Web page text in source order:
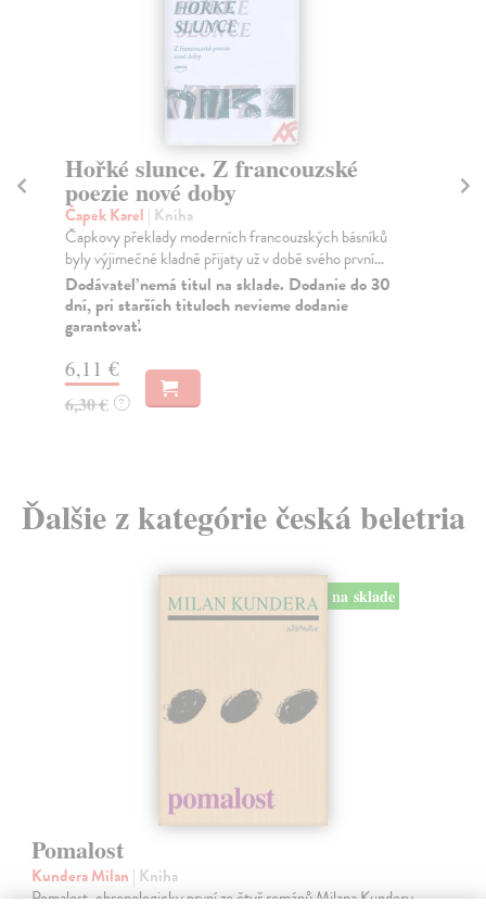
Hořké slunce. Z francouzské
poezie nové doby
Čapek Karel | Kniha
Čapkovy překlady moderních francouzských básníků
byly výjimečné kladně přijaty už v době svého první...
Dodávateľ nemá titul na sklade. Dodanie do 30
dní, pri starších tituloch nevieme dodanie
garantovať.
6,11 €
6,30 € ?
Ďalšie z kategórie česká beletria
na sklade
Pomalost
Kundera Milan | Kniha
Pomalost, chronologicky první ze čtyř románů Milana Kundery